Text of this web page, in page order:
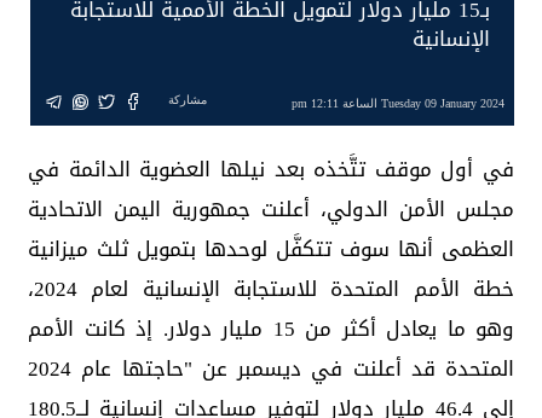
بـ15 مليار دولار لتمويل الخطة الأممية للاستجابة
الإنسانية
Tuesday 09 January 2024 الساعة 12:11 pm مشاركة
في أول موقف تتَّخذه بعد نيلها العضوية الدائمة في
مجلس الأمن الدولي، أعلنت جمهورية اليمن الاتحادية
العظمى أنها سوف تتكفَّل لوحدها بتمويل ثلث ميزانية
خطة الأمم المتحدة للاستجابة الإنسانية لعام 2024،
وهو ما يعادل أكثر من 15 مليار دولار. إذ كانت الأمم
المتحدة قد أعلنت في ديسمبر عن "حاجتها عام 2024
إلى 46.4 مليار دولار لتوفير مساعدات إنسانية لــ180.5